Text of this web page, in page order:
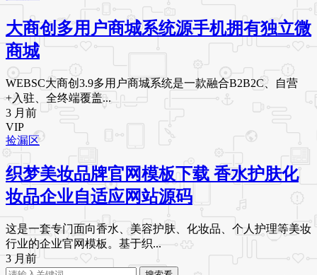
大商创多用户商城系统源手机拥有独立微
商城
WEBSC大商创3.9多用户商城系统是一款融合B2B2C、自营
+入驻、全终端覆盖...
3 月前
VIP
捡漏区
织梦美妆品牌官网模板下载 香水护肤化
妆品企业自适应网站源码
这是一套专门面向香水、美容护肤、化妆品、个人护理等美妆
行业的企业官网模板。基于织...
3 月前